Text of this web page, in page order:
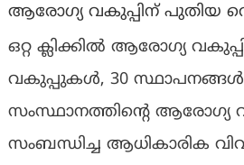
ആരോഗ്യ വകുപ്പിന് പുതിയ
ഒറ്റ ക്ലിക്കില്‍ ആരോഗ്യ
വകുപ്പുകള്‍, 30 സ്ഥാപനങ്ങള്‍
സംസ്ഥാനത്തിന്റെ ആരോഗ്യ
സംബന്ധിച്ച ആധികാരിക